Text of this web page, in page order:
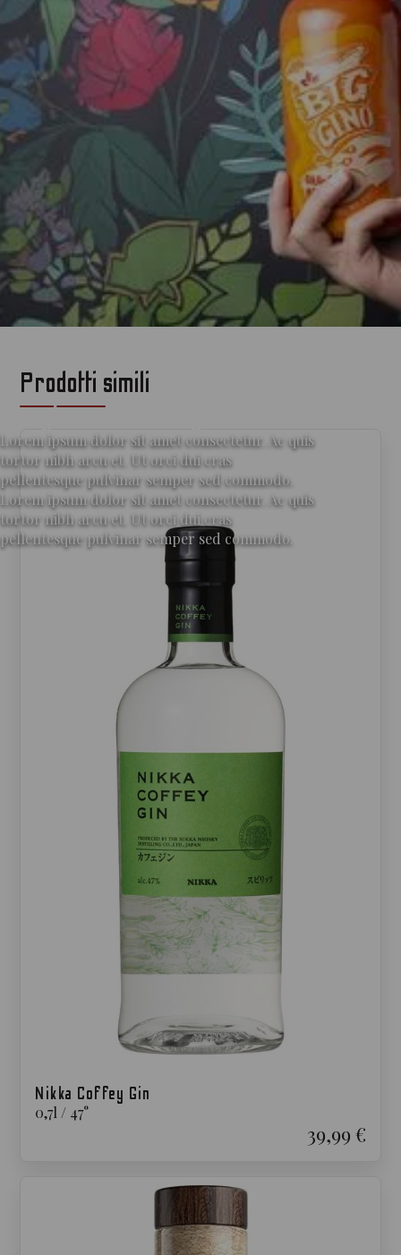
per gli amanti del gin
Lorem ipsum dolor sit amet consectetur. Ac quis
tortor nibh arcu et. Ut orci dui cras
pellentesque pulvinar semper sed commodo.
Lorem ipsum dolor sit amet consectetur. Ac quis
tortor nibh arcu et. Ut orci dui cras
pellentesque pulvinar semper sed commodo.
Prodotti simili
Nikka Coffey Gin
0,7l / 47°
39,99 €